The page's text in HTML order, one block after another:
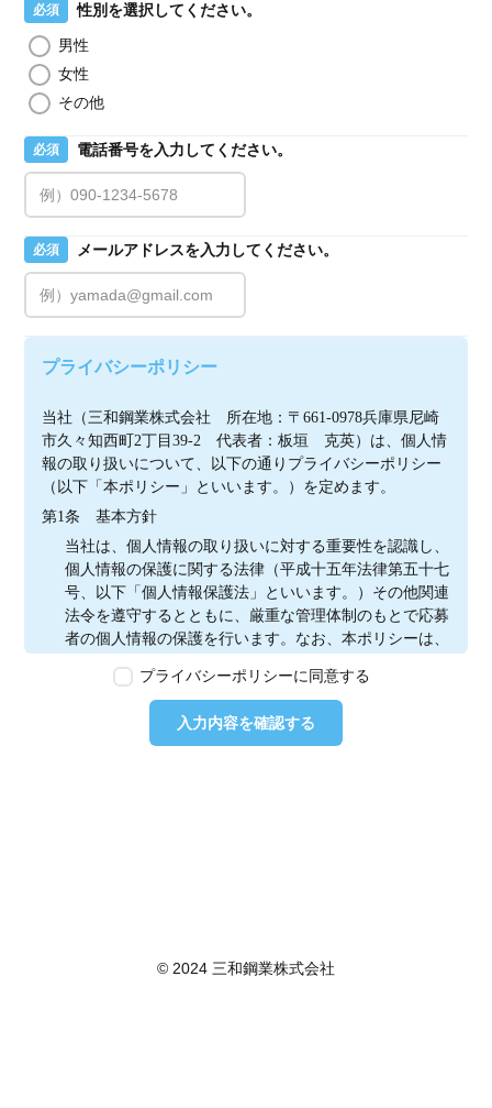
必須
性別を選択してください。
男性
女性
その他
必須 電話番号を入力してください。
必須 メールアドレスを入力してください。
プライバシーポリシー
当社（三和鋼業株式会社　所在地：〒661-0978兵庫県尼崎
市久々知西町2丁目39-2　代表者：板垣　克英）は、個人情
報の取り扱いについて、以下の通りプライバシーポリシー
（以下「本ポリシー」といいます。）を定めます。
第1条　基本方針
当社は、個人情報の取り扱いに対する重要性を認識し、
個人情報の保護に関する法律（平成十五年法律第五十七
号、以下「個人情報保護法」といいます。）その他関連
法令を遵守するとともに、厳重な管理体制のもとで応募
者の個人情報の保護を行います。なお、本ポリシーは、
のとします。
第2条　個人情報の定義
本ポリシーにおいて「個人情報」とは、個人情報保護法
利用の停止、消去及び第三者への提供の停止を行うこと
プライバシーポリシーに同意する
入力内容を確認する
© 2024 三和鋼業株式会社